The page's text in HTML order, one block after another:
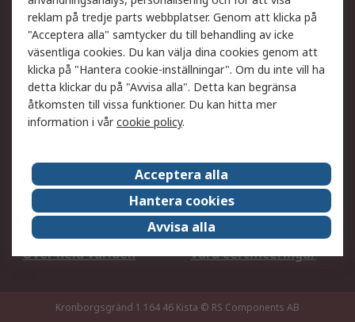
Support
Få hjälp
Retur av varor
Leverans
Spåra din order
Begär en fakturakopi
Fördelar med RS-konto
Betalningsalternativ
Om RS
Försäljningsvillkor
Det juridiska
Press Centre
Jobba hos RS
ESG
Över hela världen
Våra certificeringar
Kronborgsgränd 1 164 46 Kista © RS Components AB
reklam på tredje parts webbplatser. Genom att klicka på
"Acceptera alla" samtycker du till behandling av icke
väsentliga cookies. Du kan välja dina cookies genom att
klicka på "Hantera cookie-inställningar". Om du inte vill ha
detta klickar du på "Avvisa alla". Detta kan begränsa
åtkomsten till vissa funktioner. Du kan hitta mer
information i vårcookie policy.
Acceptera alla
Hantera cookies
Avvisa alla